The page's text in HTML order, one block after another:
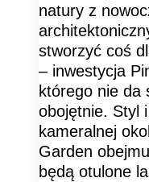
natury z
stworzyć coś
– inwestycja
którego nie da
obojętnie. Styl
kameralnej
Garden
będą otulone